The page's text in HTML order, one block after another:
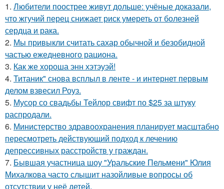
1. Любители поострее живут дольше: учёные доказали,
что жгучий перец снижает риск умереть от болезней
сердца и рака.
2. Мы привыкли считать сахар обычной и безобидной
частью ежедневного рациона.
3. Как же хороша энн хэтэуэй!
4. Титаник" снова всплыл в ленте - и интернет первым
делом взвесил Роуз.
5. Мусор со свадьбы Тейлор свифт по $25 за штуку
распродали.
6. Министерство здравоохранения планирует масштабно
пересмотреть действующий подход к лечению
депрессивных расстройств у граждан.
7. Бывшая участница шоу "Уральские Пельмени" Юлия
Михалкова часто слышит назойливые вопросы об
отсутствии у неё детей.